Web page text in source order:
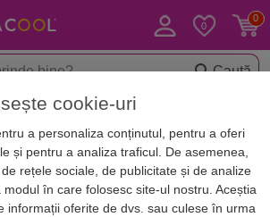
Caută
parfumate
cookie-uri
a personaliza conținutul, pentru a oferi
și pentru a analiza traficul. De asemenea,
rețele sociale, de publicitate și de analize
în care folosesc site-ul nostru. Aceștia
informații oferite de dvs. sau culese în urma